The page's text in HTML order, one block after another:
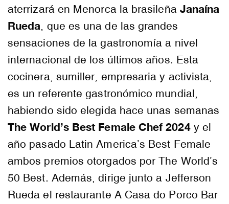
aterrizará en Menorca la brasileña Janaína
Rueda , que es una de las grandes
sensaciones de la gastronomía a nivel
internacional de los últimos años. Esta
cocinera, sumiller, empresaria y activista,
es un referente gastronómico mundial,
habiendo sido elegida hace unas semanas
The World’s Best Female Chef 2024y el
año pasado Latin America’s Best Female
ambos premios otorgados por The World’s
50 Best. Además, dirige junto a Jefferson
Rueda el restaurante A Casa do Porco Bar